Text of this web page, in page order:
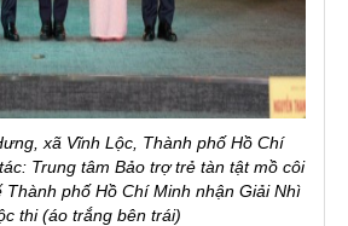
xã Vĩnh Lộc, Thành phố Hồ Chí
Trung tâm Bảo trợ trẻ tàn tật mồ côi
Thành phố Hồ Chí Minh nhận Giải Nhì
thi (áo trắng bên trái)